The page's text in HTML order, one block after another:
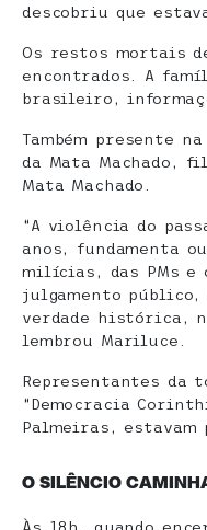
descobriu que
Os restos mortais
encontrados. A
brasileiro,
Também presente
da Mata Machado,
Mata Machado.
“A violência do
anos, fundamenta
milícias, das PMs e
julgamento público,
verdade histórica,
lembrou Mariluce.
Representantes da
“Democracia
Palmeiras, estavam
O SILÊNCIO